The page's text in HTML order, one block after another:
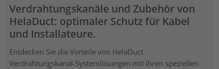
Verdrahtungskanäle und Zubehör von
HelaDuct: optimaler Schutz für Kabel
und Installateure.
Entdecken Sie die Vorteile von HelaDuct
Verdrahtungskanal-Systemlösungen mit ihren speziellen